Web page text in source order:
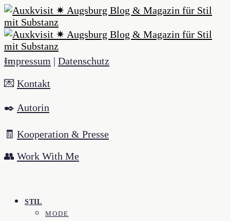
Impressum | Datenschutz
💌 Kontakt
✒️ Autorin
🧾 Kooperation & Presse
👥 Work With Me
STIL
MODE